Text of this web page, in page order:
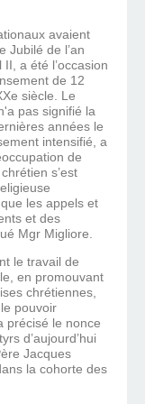
avaient
Jubilé de l’an
a été l’occasion
de 12
siècle. Le
pas signifié la
années le
intensifié, a
de
s’est
les appels et
et des
Mgr Migliore.
le travail de
en promouvant
chrétiennes,
pouvoir
précisé le nonce
d’aujourd’hui
Jacques
la cohorte des